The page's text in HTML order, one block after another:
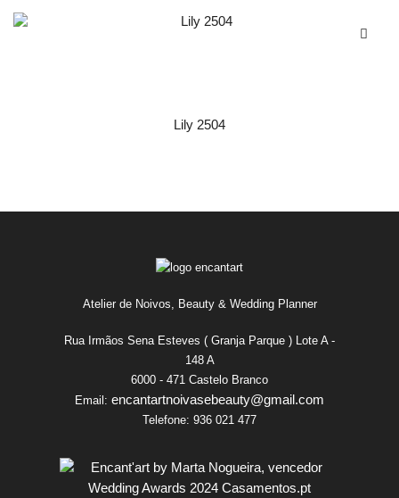
Lily 2504
Atelier de Noivos, Beauty & Wedding Planner
Rua Irmãos Sena Esteves ( Granja Parque ) Lote A -
148 A
6000 - 471 Castelo Branco
Email: encantartnoivasebeauty@gmail.com
Telefone: 936 021 477